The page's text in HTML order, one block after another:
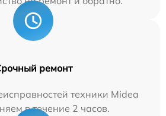
ремонт
техники Midea
в течение 2 часов.